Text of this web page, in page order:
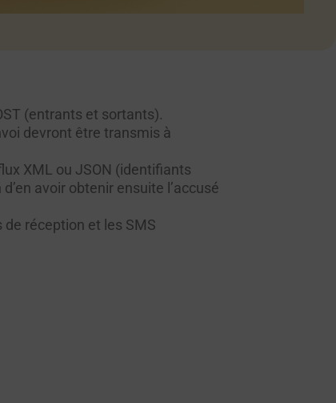
(entrants et sortants).
devront être transmis à
XML ou JSON (identifiants
avoir obtenir ensuite l’accusé
de réception et les SMS